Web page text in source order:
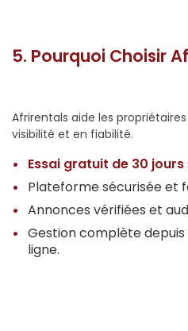
5. Pourquoi Choisir
Afrirentals aide les
visibilité et en fiabilité.
Essai gratuit de 30 jours
Plateforme sécurisée et
Annonces vérifiées et
Gestion complète
ligne.